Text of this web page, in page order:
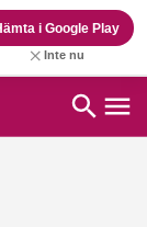
i Google Play
Inte nu